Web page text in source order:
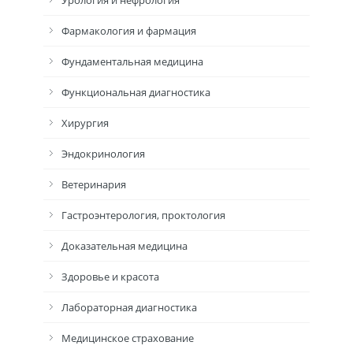
Фармакология и фармация
Фундаментальная медицина
Функциональная диагностика
Хирургия
Эндокринология
Ветеринария
Гастроэнтерология, проктология
Доказательная медицина
Здоровье и красота
Лабораторная диагностика
Медицинское страхование